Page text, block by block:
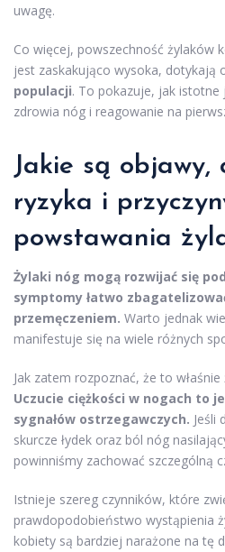
uwagę.
Co więcej, powszechność żylaków
jest zaskakująco wysoka, dotykają
populacji. To pokazuje, jak
zdrowia nóg i reagowanie na
Jakie są objawy,
ryzyka i
powstawania
Żylaki nóg mogą rozwijać się
symptomy łatwo
przemęczeniem. Warto jednak
manifestuje się na wiele różnych
Jak zatem rozpoznać, że to
Uczucie ciężkości w nogach to
sygnałów ostrzegawczych. Jeśli
skurcze łydek oraz ból nóg
powinniśmy zachować szczególną
Istnieje szereg czynników, które
prawdopodobieństwo wystąpienia
kobiety są bardziej narażone na tę